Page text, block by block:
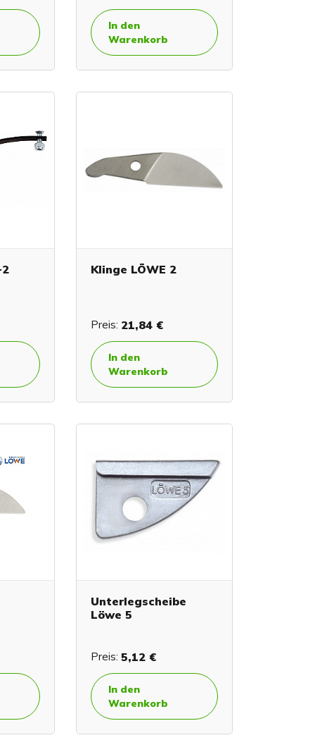
In den
Warenkorb
Klinge LÖWE 2
Preis: 21,84 €
In den
Warenkorb
Unterlegscheibe
Löwe 5
Preis: 5,12 €
In den
Warenkorb